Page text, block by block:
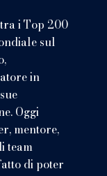
i Top 200
sul
in
Oggi
mentore,
team
di poter